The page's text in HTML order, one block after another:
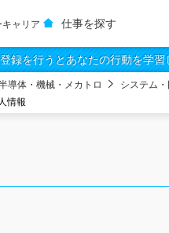
ャリア 仕事を探す
録を行うとあなたの行動を学習
導体・機械・メカトロ システム
情報